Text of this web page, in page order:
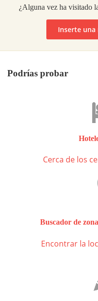
¿Alguna vez ha visitado
Inserte una
Podrías probar
Cerca de los
Buscador de
Encontrar la